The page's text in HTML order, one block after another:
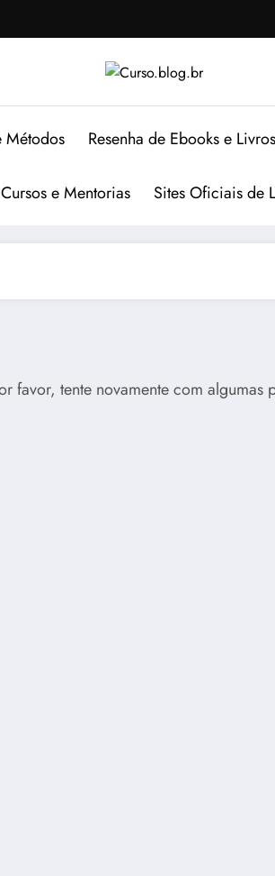
Métodos Resenha de Ebooks e Livros
e Mentorias Sites Oficiais de
favor, tente novamente com algumas